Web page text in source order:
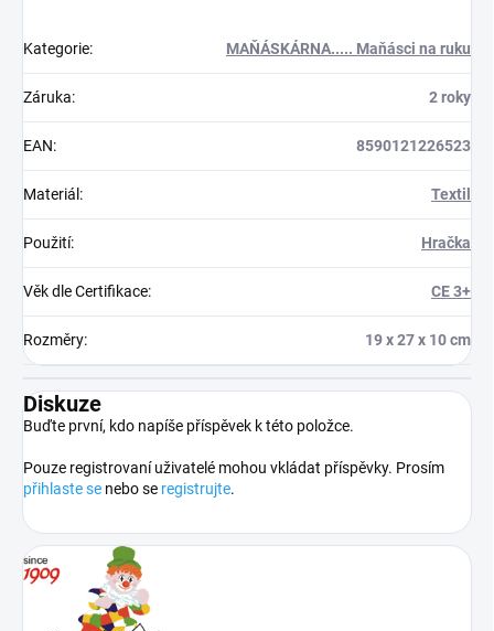
Kategorie: MAŇÁSKÁRNA..... Maňásci na ruku
Záruka: 2 roky
EAN: 8590121226523
Materiál : Textil
Použití: Hračka
Věk dle Certifikace: CE 3+
Rozměry: 19 x 27 x 10 cm
Diskuze
Buďte první, kdo napíše příspěvek k této položce.
Pouze registrovaní uživatelé mohou vkládat příspěvky. Prosím
přihlaste se nebo se registrujte.